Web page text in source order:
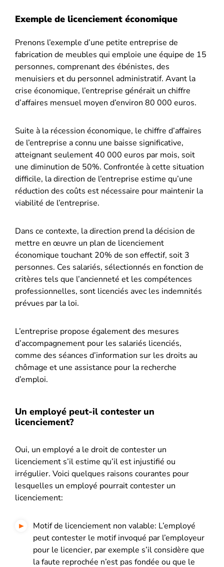
Exemple de licenciement économique
Prenons l’exemple d’une petite entreprise de
fabrication de meubles qui emploie une équipe de 15
personnes, comprenant des ébénistes, des
menuisiers et du personnel administratif. Avant la
crise économique, l’entreprise générait un chiffre
d’affaires mensuel moyen d’environ 80 000 euros.
Suite à la récession économique, le chiffre d’affaires
de l’entreprise a connu une baisse significative,
atteignant seulement 40 000 euros par mois, soit
une diminution de 50%. Confrontée à cette situation
difficile, la direction de l’entreprise estime qu’une
réduction des coûts est nécessaire pour maintenir la
viabilité de l’entreprise.
Dans ce contexte, la direction prend la décision de
mettre en œuvre un plan de licenciement
économique touchant 20% de son effectif, soit 3
personnes. Ces salariés, sélectionnés en fonction de
critères tels que l’ancienneté et les compétences
professionnelles, sont licenciés avec les indemnités
prévues par la loi.
L’entreprise propose également des mesures
d’accompagnement pour les salariés licenciés,
comme des séances d’information sur les droits au
chômage et une assistance pour la recherche
d’emploi.
Un employé peut-il contester un
licenciement?
Oui, un employé a le droit de contester un
licenciement s’il estime qu’il est injustifié ou
irrégulier. Voici quelques raisons courantes pour
lesquelles un employé pourrait contester un
licenciement:
Motif de licenciement non valable: L’employé
peut contester le motif invoqué par l’employeur
pour le licencier, par exemple s’il considère que
la faute reprochée n’est pas fondée ou que le